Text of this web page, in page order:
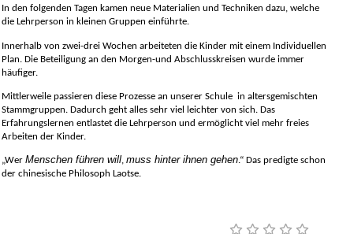
In den folgenden Tagen kamen neue Materialien und Techniken dazu, welche
die Lehrperson in kleinen Gruppen einführte.
Innerhalb von zwei-drei Wochen arbeiteten die Kinder mit einem Individuellen
Plan. Die Beteiligung an den Morgen-und Abschlusskreisen wurde immer
häufiger.
Mittlerweile passieren diese Prozesse an unserer Schule in altersgemischten
Stammgruppen. Dadurch geht alles sehr viel leichter von sich. Das
Erfahrungslernen entlastet die Lehrperson und ermöglicht viel mehr freies
Arbeiten der Kinder.
Wer Menschen führen will, muss hinter ihnen gehen.“ Das predigte schon
der chinesische Philosoph Laotse.